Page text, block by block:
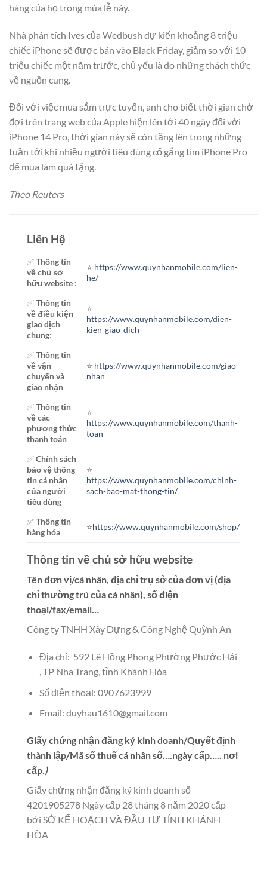
hàng của họ trong mùa lễ này.
Nhà phân tích Ives của Wedbush dự kiến khoảng 8 triệu
chiếc iPhone sẽ được bán vào Black Friday, giảm so với 10
triệu chiếc một năm trước, chủ yếu là do những thách thức
về nguồn cung.
Đối với việc mua sắm trực tuyến, anh cho biết thời gian chờ
đợi trên trang web của Apple hiện lên tới 40 ngày đối với
iPhone 14 Pro, thời gian này sẽ còn tăng lên trong những
tuần tới khi nhiều người tiêu dùng cố gắng tìm iPhone Pro
để mua làm quà tặng.
Theo Reuters
Liên Hệ
✅Thông tin
về chủ sở
hữu website :
⭐️ https://www.quynhanmobile.com/lien-
he/
✅Thông tin
về điều kiện
giao dịch
chung:
⭐️
https://www.quynhanmobile.com/dien-
kien-giao-dich
✅Thông tin
về vận
chuyển và
giao nhận
⭐️ https://www.quynhanmobile.com/giao-
nhan
✅Thông tin
về các
phương thức
thanh toán
⭐️
https://www.quynhanmobile.com/thanh-
toan
✅Chính sách
bảo vệ thông
tin cá nhân
của người
tiêu dùng
⭐️
https://www.quynhanmobile.com/chinh-
sach-bao-mat-thong-tin/
✅Thông tin
hàng hóa
⭐️https://www.quynhanmobile.com/shop/
Thông tin về chủ sở hữu website
Tên đơn vị/cá nhân, địa chỉ trụ sở của đơn vị (địa
chỉ thường trú của cá nhân), số điện
thoại/fax/email…
Công ty TNHH Xây Dựng & Công Nghệ Quỳnh An
Địa chỉ: 592 Lê Hồng Phong Phường Phước Hải
, TP Nha Trang, tỉnh Khánh Hòa
Số điện thoại: 0907623999
Email: duyhau1610@gmail.com
Giấy chứng nhận đăng ký kinh doanh/Quyết định
thành lập/Mã số thuế cá nhân số….ngày cấp….. nơi
cấp.)
Giấy chứng nhận đăng ký kinh doanh số
4201905278 Ngày cấp 28 tháng 8 năm 2020 cấp
bới SỞ KẾ HOẠCH VÀ ĐẦU TƯ TỈNH KHÁNH
HÒA